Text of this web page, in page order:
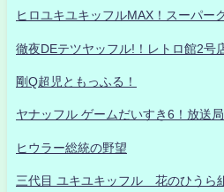
ヒロユキユキッフルMAX！スーパー
徹夜DEテツヤッフル!！レトロ館2号
剛Q超児ともっふる！
ヤナッフル ゲームだいすき6！放送局
ヒウラー総統の野望
三代目 ユキユキッフル 花のひうら